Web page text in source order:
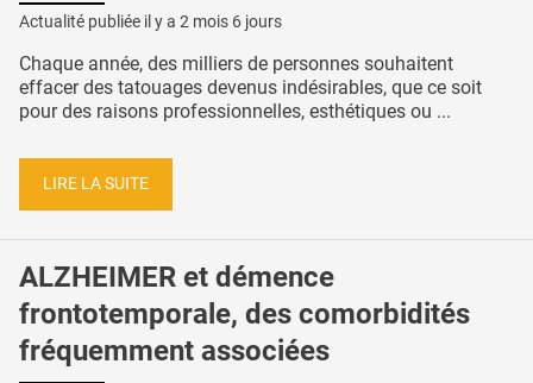
Actualité publiée il y a 2 mois 6 jours
Chaque année, des milliers de personnes souhaitent
effacer des tatouages devenus indésirables, que ce soit
pour des raisons professionnelles, esthétiques ou ...
LIRE LA SUITE
ALZHEIMER et démence
frontotemporale, des comorbidités
fréquemment associées